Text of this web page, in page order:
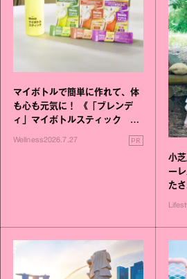
マイボトルで簡単に作れて、体
も心も元気に！ 《「ブレンデ
ィ」マイボトルスティック い
いこと毎日》シリーズが誕生
Wellness2026.7.27 PR
小
ー
た